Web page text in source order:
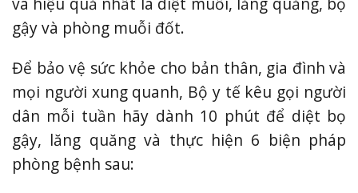
gậy và phòng muỗi đốt.
Để bảo vệ sức khỏe cho bản thân, gia đình và
mọi người xung quanh, Bộ y tế kêu gọi người
dân mỗi tuần hãy dành 10 phút để diệt bọ
gậy, lăng quăng và thực hiện 6 biện pháp
phòng bệnh sau: